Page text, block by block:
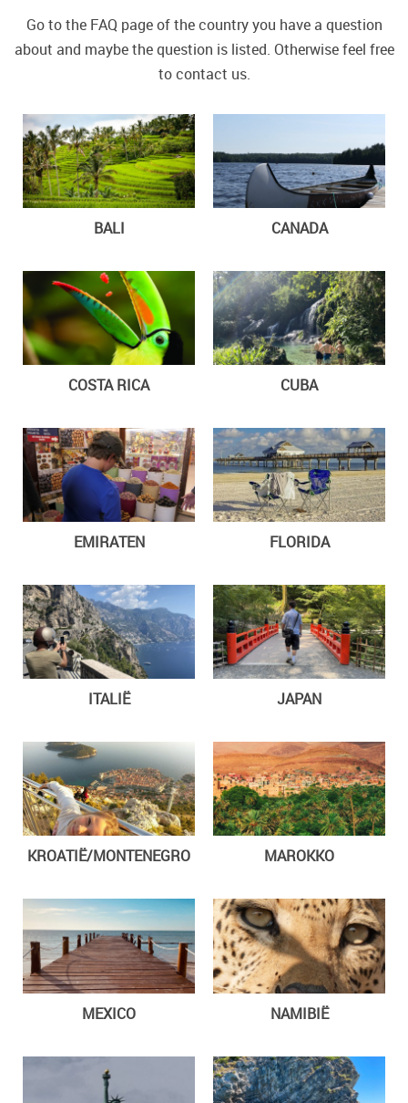
Go to the FAQ page of the country you have a question
about and maybe the question is listed. Otherwise feel free
to contact us.
BALI CANADA
COSTA RICA CUBA
EMIRATEN FLORIDA
ITALIË JAPAN
KROATIË/MONTENEGRO MAROKKO
MEXICO NAMIBIË